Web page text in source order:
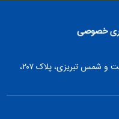
تهران، ضلع شمالی بلوار میرداماد، بین نفت و شمس تبریزی، پلاک ۲۰۷،